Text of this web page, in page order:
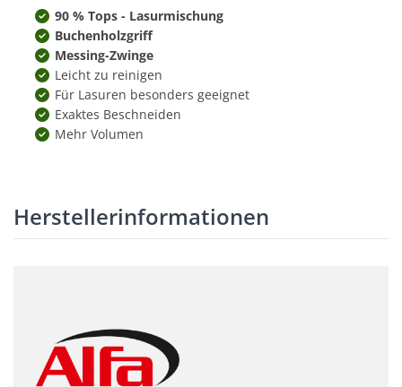
90 % Tops - Lasurmischung
Buchenholzgriff
Messing-Zwinge
Leicht zu reinigen
Für Lasuren besonders geeignet
Exaktes Beschneiden
Mehr Volumen
Herstellerinformationen